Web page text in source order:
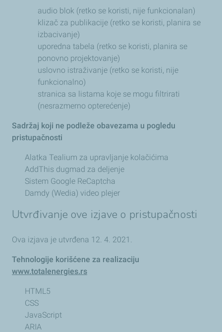
audio blok (retko se koristi, nije funkcionalan)
klizač za publikacije (retko se koristi, planira se
izbacivanje)
uporedna tabela (retko se koristi, planira se
ponovno projektovanje)
uslovno istraživanje (retko se koristi, nije
funkcionalno)
stranica sa listama koje se mogu filtrirati
(nesrazmerno opterećenje)
Sadržaj koji ne podleže obavezama u pogledu
pristupačnosti
Alatka Tealium za upravljanje kolačićima
AddThis dugmad za deljenje
Sistem Google ReCaptcha
Damdy (Wedia) video plejer
Utvrđivanje ove izjave o pristupačnosti
Ova izjava je utvrđena 12. 4. 2021.
Tehnologije korišćene za realizaciju
www.totalenergies.rs
HTML5
CSS
JavaScript
ARIA